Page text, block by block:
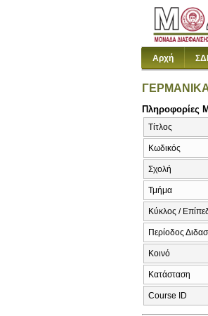
Αρχή
Πληροφορίες
Τίτλος
Κωδικός
Σχολή
Τμήμα
Κύκλος /
Περίοδος
Κοινό
Κατάσταση
Course ID